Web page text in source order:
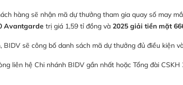
hàng sẽ nhận mã dự thưởng tham gia quay số may
Avantgarde trị giá 1,59 tỉ đồng và 2025 giải tiền mặt
sẽ công bố danh sách mã dự thưởng đủ điều kiện
liên hệ Chi nhánh BIDV gần nhất hoặc Tổng đài CSKH